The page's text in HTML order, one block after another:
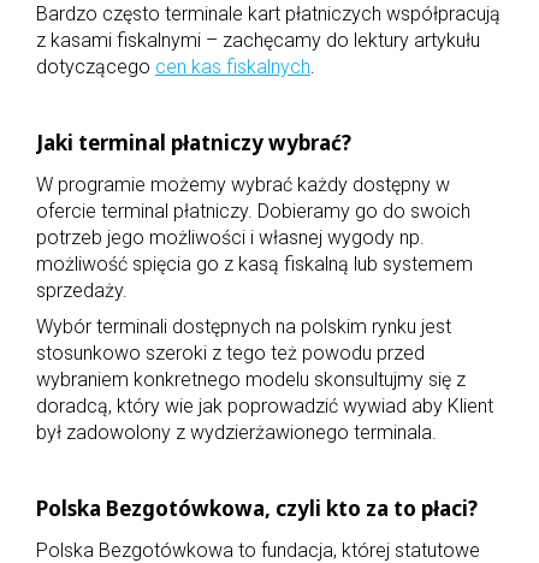
Bardzo często terminale kart płatniczych współpracują
z kasami fiskalnymi – zachęcamy do lektury artykułu
dotyczącego cen kas fiskalnych.
Jaki terminal płatniczy wybrać?
W programie możemy wybrać każdy dostępny w
ofercie terminal płatniczy. Dobieramy go do swoich
potrzeb jego możliwości i własnej wygody np.
możliwość spięcia go z kasą fiskalną lub systemem
sprzedaży.
Wybór terminali dostępnych na polskim rynku jest
stosunkowo szeroki z tego też powodu przed
wybraniem konkretnego modelu skonsultujmy się z
doradcą, który wie jak poprowadzić wywiad aby Klient
był zadowolony z wydzierżawionego terminala.
Polska Bezgotówkowa, czyli kto za to płaci?
Polska Bezgotówkowa to fundacja, której statutowe